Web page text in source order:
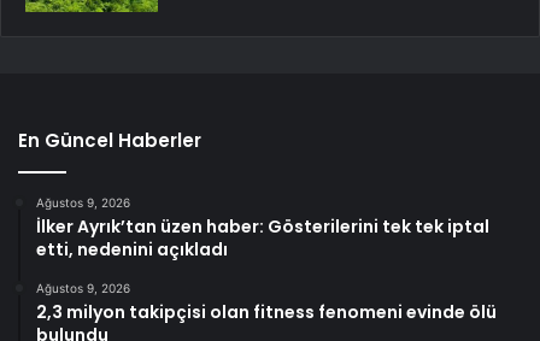
En Güncel Haberler
Ağustos 9, 2026
İlker Ayrık’tan üzen haber: Gösterilerini tek tek iptal
etti, nedenini açıkladı
Ağustos 9, 2026
2,3 milyon takipçisi olan fitness fenomeni evinde ölü
bulundu